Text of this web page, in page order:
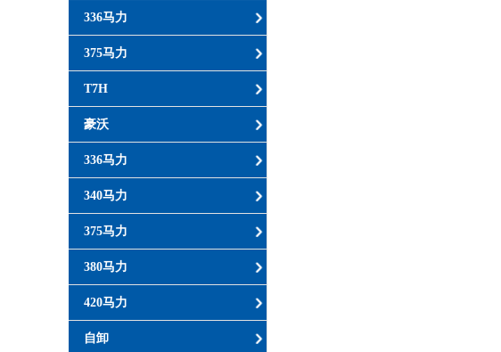
336马力
375马力
T7H
豪沃
336马力
340马力
375马力
380马力
420马力
自卸